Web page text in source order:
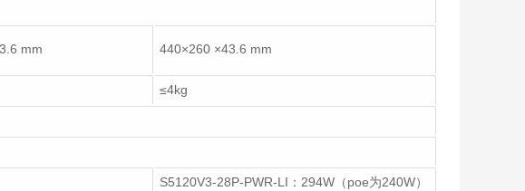
mm 440×260 ×43.6 mm
≤4kg
S5120V3-28P-PWR-LI：294W（poe为240W）